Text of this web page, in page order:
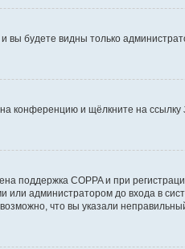
, и вы будете видны только
конференцию и щёлкните на ссылку
COPPA и при
администратором до входа в
что вы указали